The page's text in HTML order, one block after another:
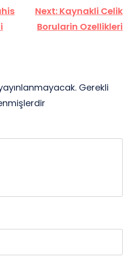
Next: Kaynakli Celik
Borularin Ozellikleri
Gerekli